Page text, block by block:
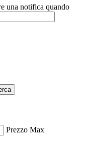
una notifica quando
Prezzo Max